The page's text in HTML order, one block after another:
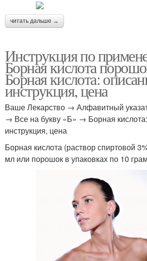
читать дальше →
Инструкция по
Борная кислота
Борная кислота:
инструкция, цена
Ваше Лекарство → Алфавитный
→ Все на букву «Б» → Борная
инструкция, цена
Борная кислота (раствор спиртовой
мл или порошок в упаковках по 10